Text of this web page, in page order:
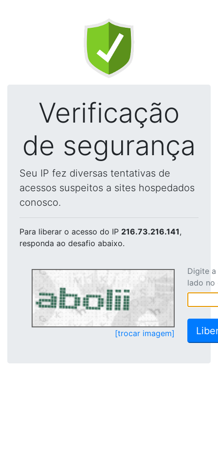
Verificação
de segurança
Seu IP fez diversas tentativas de
acessos suspeitos a sites hospedados
conosco.
Para liberar o acesso do IP 216.73.216.141,
responda ao desafio abaixo.
[trocar imagem]
Digite
lado no